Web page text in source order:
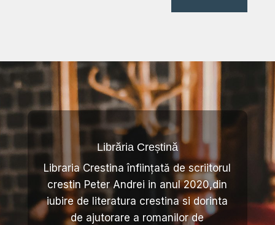
Librăria Creștină
Libraria Crestina înființată de scriitorul
crestin Peter Andrei in anul 2020,din
iubire de literatura crestina si dorinta
de ajutorare a romanilor de